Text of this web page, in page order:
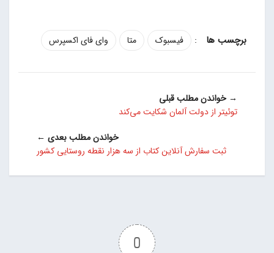
: فیسبوک متا وای فای اکسپرس
→ خواندن مطلب قبلی
توئیتر از دولت آلمان شکایت می‌کند
خواندن مطلب بعدی ←
ثبت سفارش آنلاین کتاب از سه هزار نقطه روستایی کشور
0